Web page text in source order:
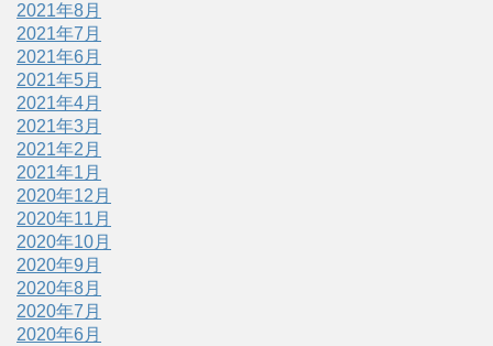
2021年8月
2021年7月
2021年6月
2021年5月
2021年4月
2021年3月
2021年2月
2021年1月
2020年12月
2020年11月
2020年10月
2020年9月
2020年8月
2020年7月
2020年6月